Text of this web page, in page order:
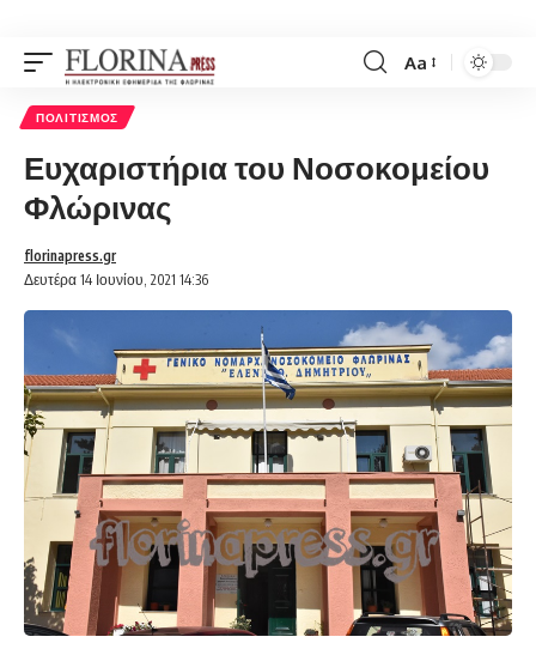
Font
Aa
ΠΟΛΙΤΙΣΜΌΣ
Ευχαριστήρια του Νοσοκομείου
Φλώρινας
Δευτέρα 14 Ιουνίου, 2021 14:36
florinapress.gr